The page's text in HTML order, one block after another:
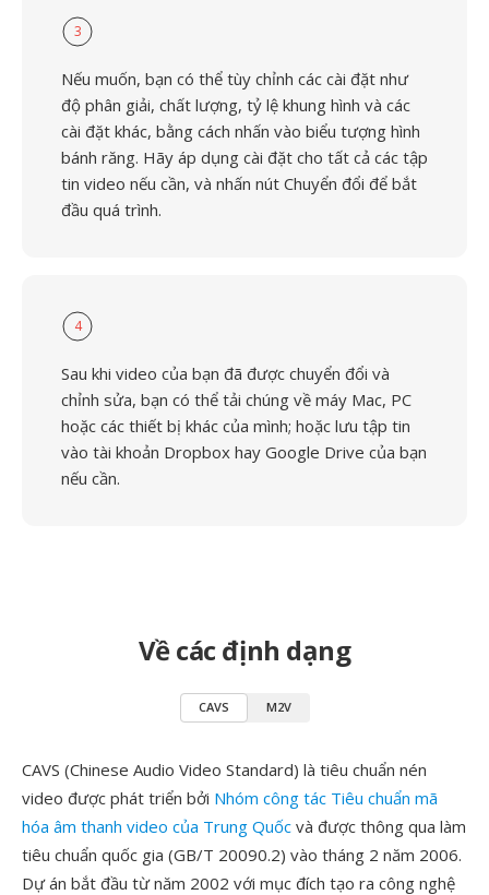
3
Nếu muốn, bạn có thể tùy chỉnh các cài đặt như
độ phân giải, chất lượng, tỷ lệ khung hình và các
cài đặt khác, bằng cách nhấn vào biểu tượng hình
bánh răng. Hãy áp dụng cài đặt cho tất cả các tập
tin video nếu cần, và nhấn nút Chuyển đổi để bắt
đầu quá trình.
4
Sau khi video của bạn đã được chuyển đổi và
chỉnh sửa, bạn có thể tải chúng về máy Mac, PC
hoặc các thiết bị khác của mình; hoặc lưu tập tin
vào tài khoản Dropbox hay Google Drive của bạn
nếu cần.
Về các định dạng
CAVS M2V
CAVS (Chinese Audio Video Standard) là tiêu chuẩn nén
video được phát triển bởi Nhóm công tác Tiêu chuẩn mã
hóa âm thanh video của Trung Quốc và được thông qua làm
tiêu chuẩn quốc gia (GB/T 20090.2) vào tháng 2 năm 2006.
Dự án bắt đầu từ năm 2002 với mục đích tạo ra công nghệ